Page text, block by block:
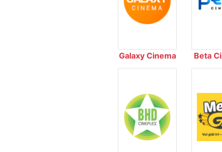
Galaxy Cinema Beta